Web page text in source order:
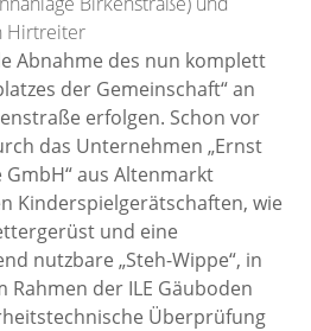
Hirtreiter
Abnahme des nun komplett
der Gemeinschaft“ an
erfolgen. Schon vor
das Unternehmen „Ernst
aus Altenmarkt
Kinderspielgerätschaften, wie
und eine
nutzbare „Steh-Wippe“, in
Rahmen der ILE Gäuboden
Überprüfung